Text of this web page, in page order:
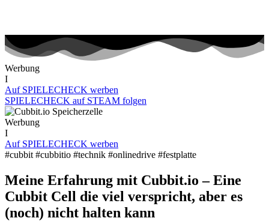
Werbung
I
Auf SPIELECHECK werben
SPIELECHECK auf STEAM folgen
Werbung
I
Auf SPIELECHECK werben
#cubbit #cubbitio #technik #onlinedrive #festplatte
Meine Erfahrung mit Cubbit.io – Eine
Cubbit Cell die viel verspricht, aber es
(noch) nicht halten kann